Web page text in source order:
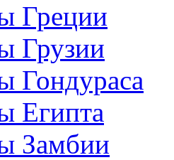
Греции
Грузии
Гондураса
Египта
Замбии